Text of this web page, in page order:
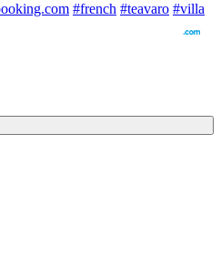
#french #teavaro #villa